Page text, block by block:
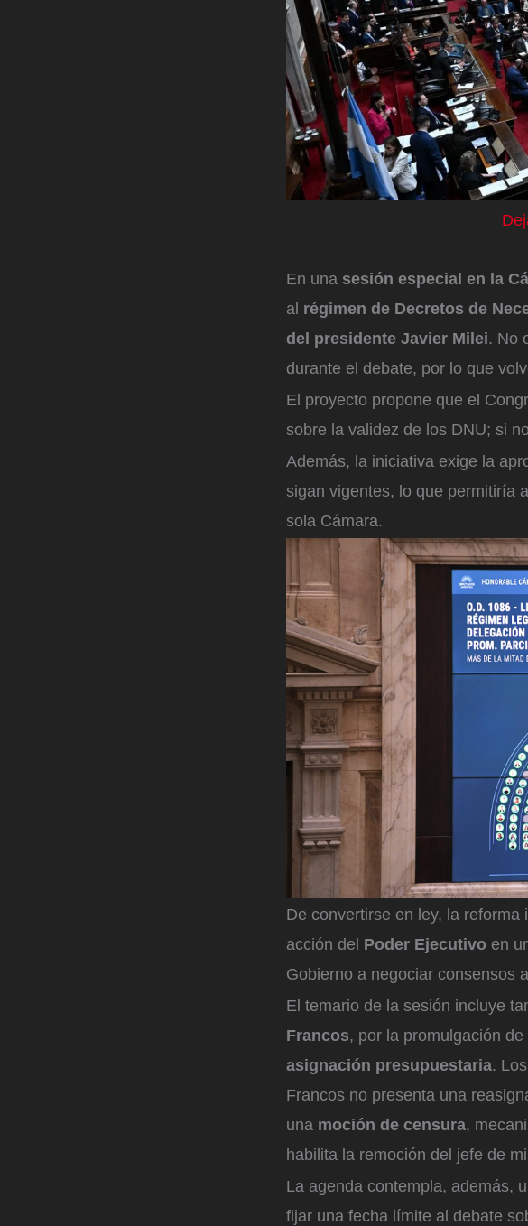
En una sesión especial en la
al régimen de Decretos de
del presidente Javier Milei. No
durante el debate, por lo que
El proyecto propone que el
sobre la validez de los DNU; si
Además, la iniciativa exige la
sigan vigentes, lo que permitiría
sola Cámara.
De convertirse en ley, la
acción del Poder Ejecutivo en
Gobierno a negociar consensos
El temario de la sesión incluye
Francos, por la promulgación de
asignación presupuestaria.
Francos no presenta una
una moción de censura,
habilita la remoción del jefe de
La agenda contempla, además,
fijar una fecha límite al debate